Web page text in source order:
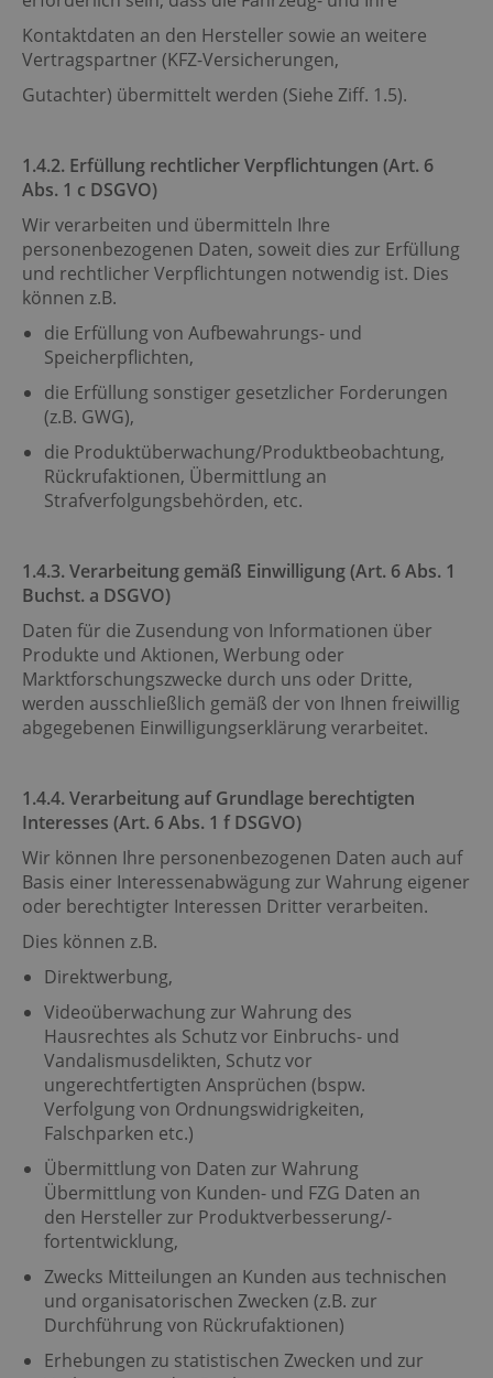
Kontaktdaten an den Hersteller sowie an weitere
Vertragspartner (KFZ-Versicherungen,
Gutachter) übermittelt werden (Siehe Ziff. 1.5).
1.4.2. Erfüllung rechtlicher Verpflichtungen (Art. 6
Abs. 1 c DSGVO)
Wir verarbeiten und übermitteln Ihre
personenbezogenen Daten, soweit dies zur Erfüllung
und rechtlicher Verpflichtungen notwendig ist. Dies
können z.B.
die Erfüllung von Aufbewahrungs- und
Speicherpflichten,
die Erfüllung sonstiger gesetzlicher Forderungen
(z.B. GWG),
die Produktüberwachung/Produktbeobachtung,
Rückrufaktionen, Übermittlung an
Strafverfolgungsbehörden, etc.
1.4.3. Verarbeitung gemäß Einwilligung (Art. 6 Abs. 1
Buchst. a DSGVO)
Daten für die Zusendung von Informationen über
Produkte und Aktionen, Werbung oder
Marktforschungszwecke durch uns oder Dritte,
werden ausschließlich gemäß der von Ihnen freiwillig
abgegebenen Einwilligungserklärung verarbeitet.
1.4.4. Verarbeitung auf Grundlage berechtigten
Interesses (Art. 6 Abs. 1 f DSGVO)
Wir können Ihre personenbezogenen Daten auch auf
Basis einer Interessenabwägung zur Wahrung eigener
oder berechtigter Interessen Dritter verarbeiten.
Dies können z.B.
Direktwerbung,
Videoüberwachung zur Wahrung des
Hausrechtes als Schutz vor Einbruchs- und
Vandalismusdelikten, Schutz vor
ungerechtfertigten Ansprüchen (bspw.
Verfolgung von Ordnungswidrigkeiten,
Falschparken etc.)
Übermittlung von Daten zur Wahrung
Übermittlung von Kunden- und FZG Daten an
den Hersteller zur Produktverbesserung/-
fortentwicklung,
Zwecks Mitteilungen an Kunden aus technischen
und organisatorischen Zwecken (z.B. zur
Durchführung von Rückrufaktionen)
Erhebungen zu statistischen Zwecken und zur